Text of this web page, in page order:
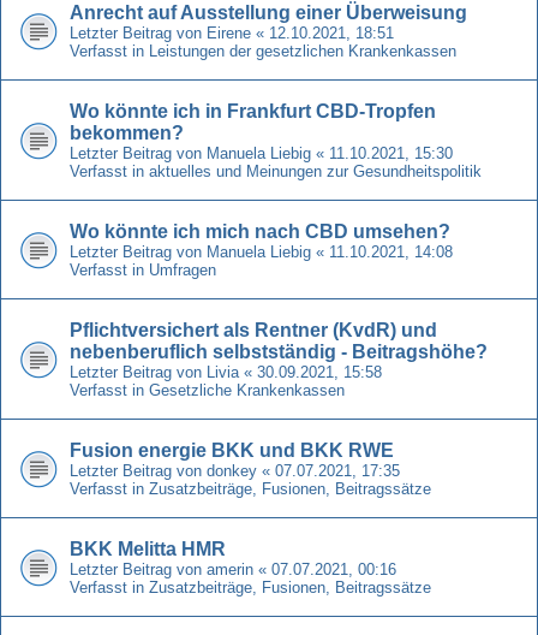
Anrecht auf Ausstellung einer Überweisung
Letzter Beitrag von Eirene « 12.10.2021, 18:51
Verfasst in Leistungen der gesetzlichen Krankenkassen
Wo könnte ich in Frankfurt CBD-Tropfen
bekommen?
Letzter Beitrag von Manuela Liebig « 11.10.2021, 15:30
Verfasst in aktuelles und Meinungen zur Gesundheitspolitik
Wo könnte ich mich nach CBD umsehen?
Letzter Beitrag von Manuela Liebig « 11.10.2021, 14:08
Verfasst in Umfragen
Pflichtversichert als Rentner (KvdR) und
nebenberuflich selbstständig - Beitragshöhe?
Letzter Beitrag von Livia « 30.09.2021, 15:58
Verfasst in Gesetzliche Krankenkassen
Fusion energie BKK und BKK RWE
Letzter Beitrag von donkey « 07.07.2021, 17:35
Verfasst in Zusatzbeiträge, Fusionen, Beitragssätze
BKK Melitta HMR
Letzter Beitrag von amerin « 07.07.2021, 00:16
Verfasst in Zusatzbeiträge, Fusionen, Beitragssätze